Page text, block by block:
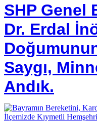
SHP Genel
Dr. Erdal
Saygı,
Andık.